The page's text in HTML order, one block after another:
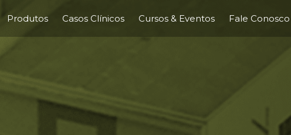
Produtos Casos Clínicos Cursos & Eventos Fale Conosco